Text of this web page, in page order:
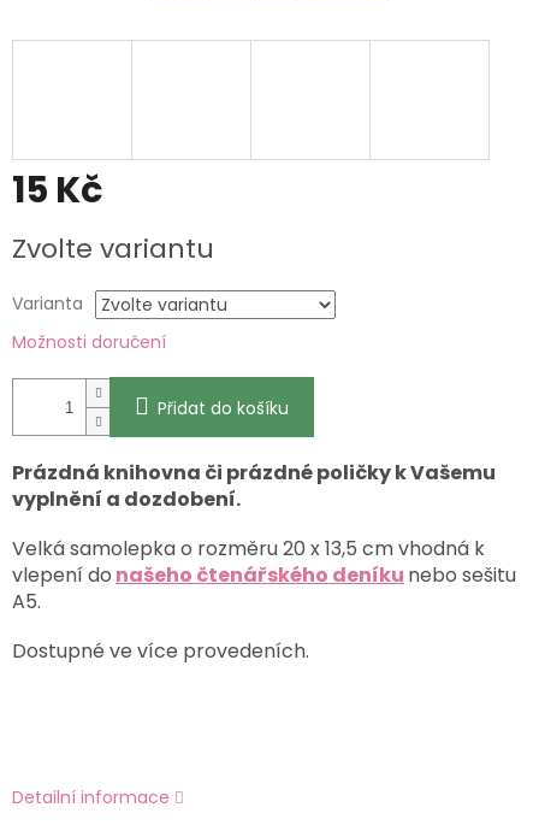
15 Kč
cena:
Zvolte variantu
Varianta
Možnosti doručení
Přidat do košíku
Prázdná knihovna či prázdné poličky k Vašemu
vyplnění a dozdobení.
Velká samolepka o rozměru 20 x 13,5 cm vhodná k
vlepení do našeho čtenářského deníku nebo sešitu
A5.
Dostupné ve více provedeních.
Detailní informace